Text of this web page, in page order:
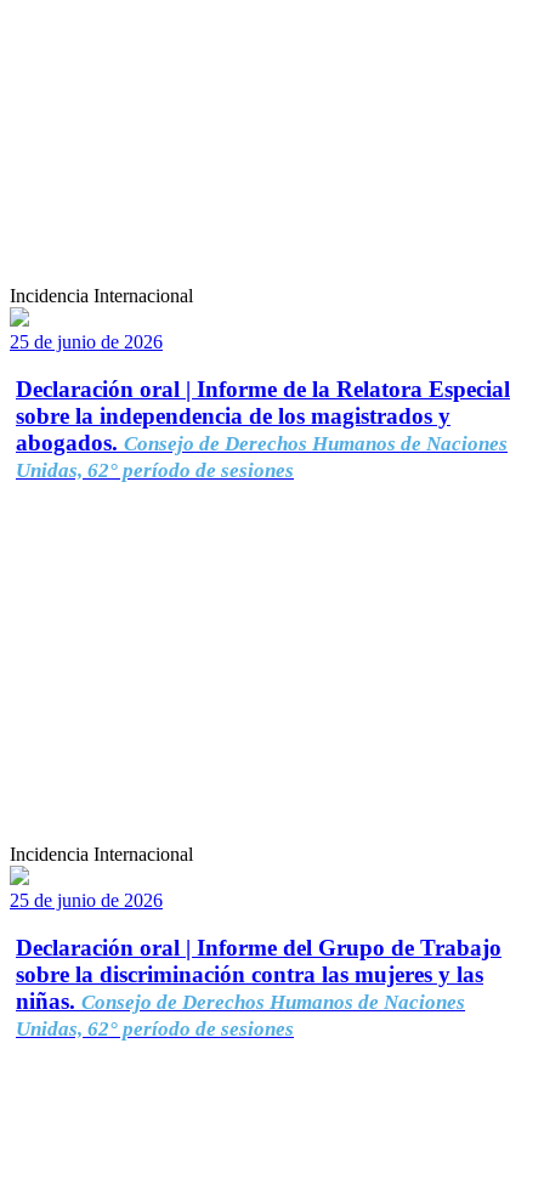
Incidencia Internacional
25 de junio de 2026
Declaración oral | Informe de la Relatora Especial
sobre la independencia de los magistrados y
abogados. Consejo de Derechos Humanos de Naciones
Unidas, 62° período de sesiones
Incidencia Internacional
25 de junio de 2026
Declaración oral | Informe del Grupo de Trabajo
sobre la discriminación contra las mujeres y las
niñas. Consejo de Derechos Humanos de Naciones
Unidas, 62° período de sesiones